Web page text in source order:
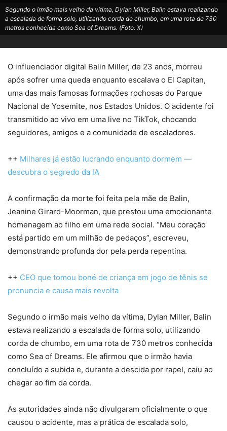
Segundo o irmão mais velho da vítima, Dylan Miller, Balin estava realizando
a escalada de forma solo, utilizando corda de chumbo, em uma rota de 730
metros conhecida como Sea of Dreams. (Foto: X)
O influenciador digital Balin Miller, de 23 anos, morreu
após sofrer uma queda enquanto escalava o El Capitan,
uma das mais famosas formações rochosas do Parque
Nacional de Yosemite, nos Estados Unidos. O acidente foi
transmitido ao vivo em uma live no TikTok, chocando
seguidores, amigos e a comunidade de escaladores.
++ Milhares já estão lucrando enquanto dormem —
descubra o segredo da IA
A confirmação da morte foi feita pela mãe de Balin,
Jeanine Girard-Moorman, que prestou uma emocionante
homenagem ao filho em uma rede social. “Meu coração
está partido em um milhão de pedaços”, escreveu,
demonstrando profunda dor pela perda repentina.
++ CEO que tomou boné de criança em jogo de tênis se
pronuncia e causa mais revolta
Segundo o irmão mais velho da vítima, Dylan Miller, Balin
estava realizando a escalada de forma solo, utilizando
corda de chumbo, em uma rota de 730 metros conhecida
como Sea of Dreams. Ele afirmou que o irmão havia
concluído a subida e, durante a descida por rapel, caiu ao
chegar ao fim da corda.
As autoridades ainda não divulgaram oficialmente o que
causou o acidente, mas a prática de escalada solo,